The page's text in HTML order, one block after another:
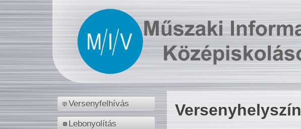
Versenyfelhívás
Lebonyolítás
Versenyhelyszín